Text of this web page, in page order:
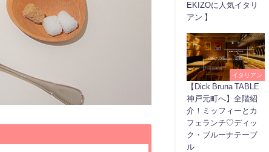
EKIZOに人気イタリ
アン 】
イタリアン
【Dick Bruna TABLE
神戸元町へ】全階紹
介！ミッフィーとカ
フェランチ♡ディッ
ク・ブルーナテーブ
ル